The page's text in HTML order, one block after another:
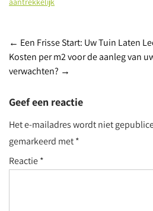
Post
navigation
← Een Frisse Start: Uw Tuin Laten
Kosten per m2 voor de aanleg van
verwachten? →
Geef een reactie
Het e-mailadres wordt niet
gemarkeerd met*
Reactie*